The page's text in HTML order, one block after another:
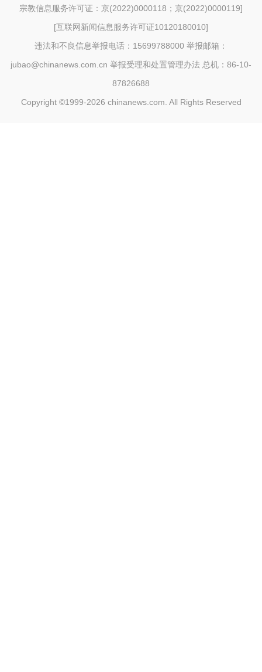
宗教信息服务许可证：京(2022)0000118；京(2022)0000119]
[互联网新闻信息服务许可证10120180010]
违法和不良信息举报电话：15699788000 举报邮箱：
jubao@chinanews.com.cn 举报受理和处置管理办法 总机：86-10-
87826688
Copyright ©1999-2026 chinanews.com. All Rights Reserved